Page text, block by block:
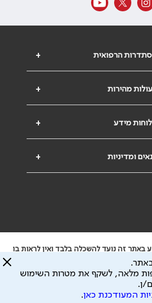
+ הרפואית
+ מהירות
+ לוחות מידע
+ ומדיניות
זה נועד להשכלה בלבד ואין לראות בו
אחראית לתוכן המתפרסם באתר זה ולכל נזק
להיגרם.
אישי לצורך מתן השרות וכי חלק ממנו עשוי
בכפוף למדיניות הפרטיות
מלאה, לשקף את מטרות השימוש
ן.
המעודכנת כאן.